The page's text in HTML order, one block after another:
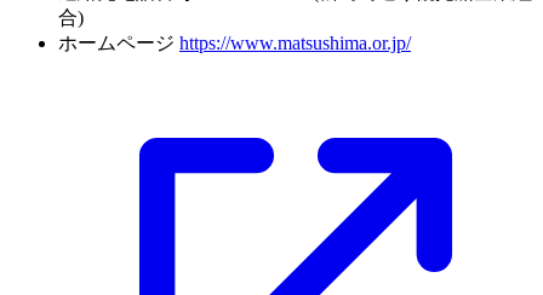
合)
ホームページ https://www.matsushima.or.jp/